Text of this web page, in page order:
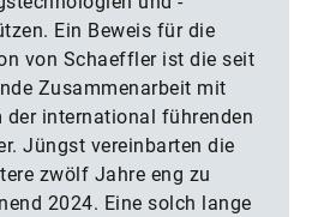
Ein Beweis für die
von Schaeffler ist die seit
Zusammenarbeit mit
der international führenden
Jüngst vereinbarten die
zwölf Jahre eng zu
2024. Eine solch lange